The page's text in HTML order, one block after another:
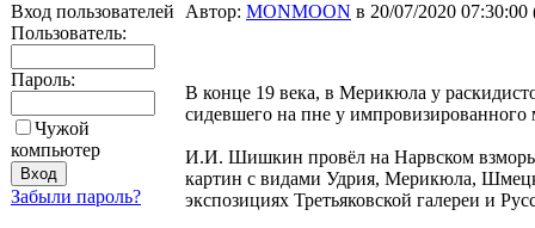
Вход пользователей
Пользователь:
Пароль:
Чужой
компьютер
Забыли пароль?
Автор: MONMOON в 20/07/2020 07:30:00
В конце 19 века, в Мерикюла у
сидевшего на пне у импровизированного
И.И. Шишкин провёл на Нарвском взморье
картин с видами Удрия, Мерикюла,
экспозициях Третьяковской галереи и